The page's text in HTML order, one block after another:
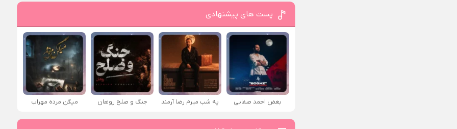
پست های پیشنهادی
بغض احمد صفایی یه شب میرم رضا آرمند جنگ و صلح روهان میگن مرده مهراب